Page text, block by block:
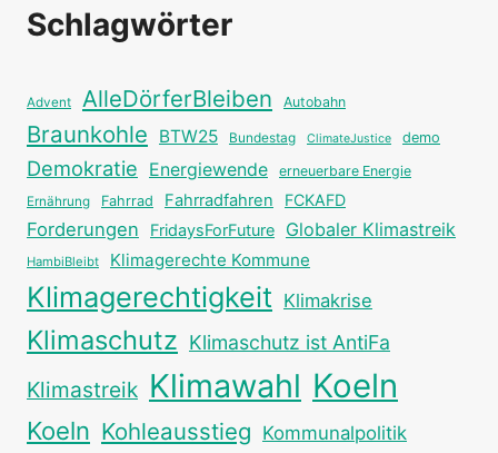
Schlagwörter
Advent AlleDörferBleiben Autobahn
Braunkohle BTW25 Bundestag ClimateJustice demo
Demokratie Energiewende erneuerbare Energie
Ernährung Fahrrad Fahrradfahren FCKAFD
Forderungen FridaysForFuture Globaler Klimastreik
HambiBleibt Klimagerechte Kommune
Klimagerechtigkeit Klimakrise
Klimaschutz Klimaschutz ist AntiFa
Klimastreik Klimawahl Koeln
Koeln Kohleausstieg Kommunalpolitik